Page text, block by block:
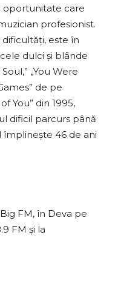
oportunitate care
profesionist.
este în
dulci şi blânde
„You Were
de pe
You” din 1995,
dificil parcurs până
împlineşte 46 de ani
FM, în Deva pe
FM şi la